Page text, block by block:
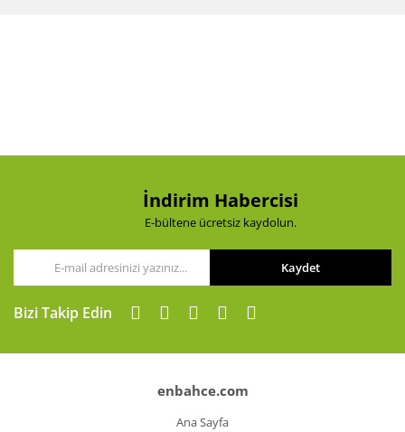
İndirim Habercisi
E-bültene ücretsiz kaydolun.
Kaydet
Bizi Takip Edin
enbahce.com
Ana Sayfa